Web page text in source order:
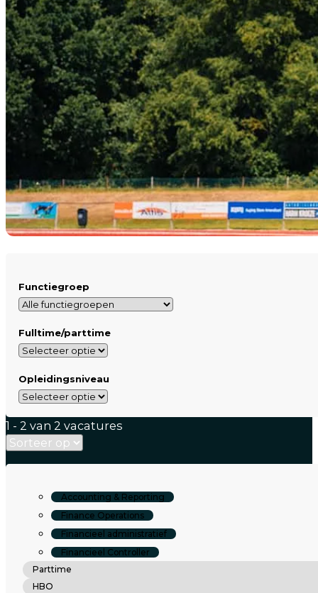
Functiegroep
Fulltime/parttime
Opleidingsniveau
1 - 2 van 2 vacatures
Accounting & Reporting
Finance Operations
Financieel administratief
Financieel Controller
Parttime
HBO